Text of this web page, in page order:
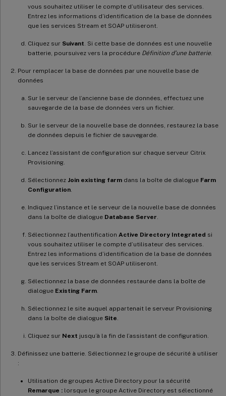
vous souhaitez utiliser le compte d’utilisateur des services.
Entrez les informations d’identification de la base de données
que les services Stream et SOAP utiliseront.
Cliquez sur Suivant. Si cette base de données est une nouvelle
batterie, poursuivez vers la procédure Définition d’une batterie.
Pour remplacer la base de données par une nouvelle base de
données
Sur le serveur de l’ancienne base de données, effectuez une
sauvegarde de la base de données vers un fichier.
Sur le serveur de la nouvelle base de données, restaurez la base
de données depuis le fichier de sauvegarde.
Lancez l’assistant de configuration sur chaque serveur Citrix
Provisioning.
Sélectionnez Join existing farm dans la boîte de dialogue Farm
Configuration.
Indiquez l’instance et le serveur de la nouvelle base de données
dans la boîte de dialogue Database Server.
Sélectionnez l’authentification Active Directory Integrated si
vous souhaitez utiliser le compte d’utilisateur des services.
Entrez les informations d’identification de la base de données
que les services Stream et SOAP utiliseront.
Sélectionnez la base de données restaurée dans la boîte de
dialogue Existing Farm.
Sélectionnez le site auquel appartenait le serveur Provisioning
dans la boîte de dialogue Site.
Cliquez sur Next jusqu’à la fin de l’assistant de configuration.
Définissez une batterie. Sélectionnez le groupe de sécurité à utiliser
:
Utilisation de groupes Active Directory pour la sécurité
Remarque : lorsque le groupe Active Directory est sélectionné